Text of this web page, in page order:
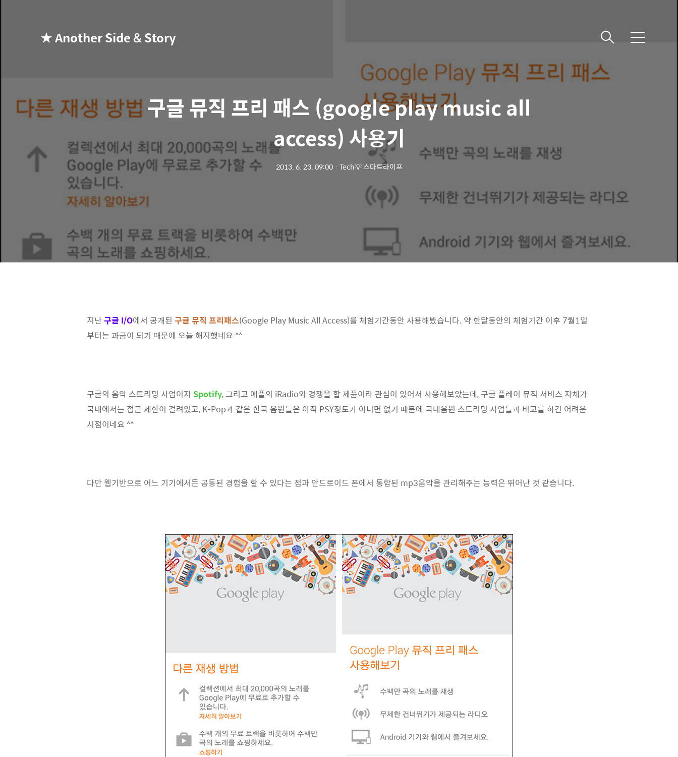
★ Another Side & Story 메
구글 뮤직 프리 패스 (google play music all
access) 사용기
2013. 6. 23. 09:00ㆍ Tech💡 스마트라이프
지난 구글 I/O에서 공개된 구글 뮤직 프리패스(Google Play Music All Access)를 체험기간동안 사용해봤습니다. 약 한달동안의 체험기간 이후 7월1일
부터는 과금이 되기 때문에 오늘 해지했네요 ^^
구글의 음악 스트리밍 사업이자 Spotify, 그리고 애플의 iRadio와 경쟁을 할 제품이라 관심이 있어서 사용해보았는데, 구글 플레이 뮤직 서비스 자체가
국내에서는 접근 제한이 걸려있고, K-Pop과 같은 한국 음원들은 아직 PSY정도가 아니면 없기 때문에 국내음원 스트리밍 사업들과 비교를 하긴 어려운
시점이네요 ^^
다만 웹기반으로 어느 기기에서든 공통된 경험을 할 수 있다는 점과 안드로이드 폰에서 통합된 mp3음악을 관리해주는 능력은 뛰어난 것 같습니다.